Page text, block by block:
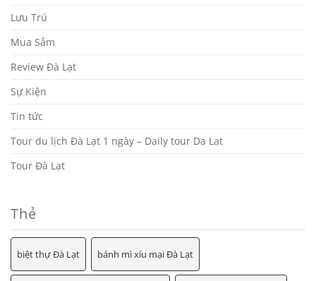
Lưu Trú
Mua Sắm
Review Đà Lạt
Sự Kiện
Tin tức
Tour du lịch Đà Lạt 1 ngày – Daily tour Da Lat
Tour Đà Lạt
Thẻ
biệt thự Đà Lạt bánh mì xíu mại Đà Lạt